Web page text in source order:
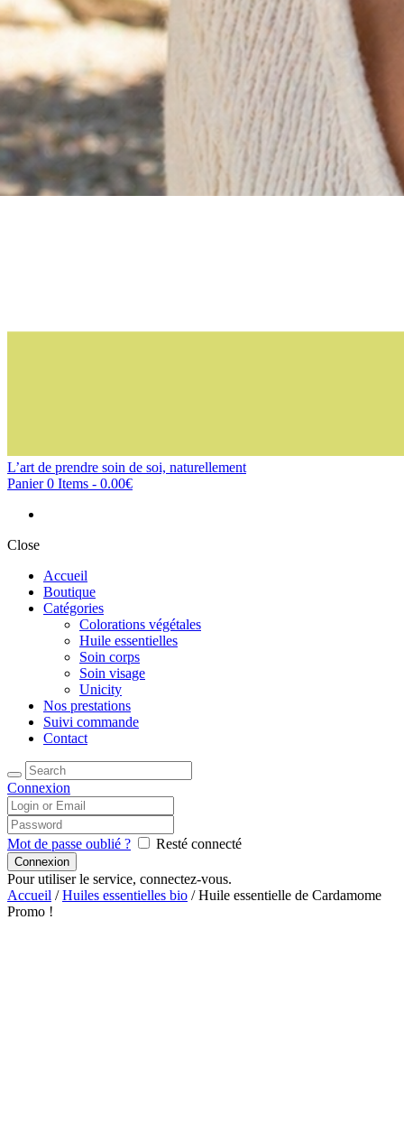
L’art de prendre soin de soi, naturellement
Panier 0 Items - 0.00€
Close
Accueil
Boutique
Catégories
Colorations végétales
Huile essentielles
Soin corps
Soin visage
Unicity
Nos prestations
Suivi commande
Contact
Connexion
Mot de passe oublié ? Resté connecté
Pour utiliser le service, connectez-vous.
Accueil /Huiles essentielles bio / Huile essentielle de Cardamome
Promo !